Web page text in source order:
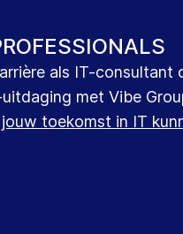
als IT-consultant
met Vibe
toekomst in IT